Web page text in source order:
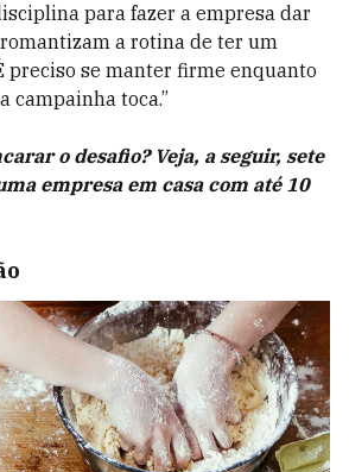
para fazer a empresa dar
romantizam a rotina de ter um
preciso se manter firme enquanto
campainha toca.”
o desafio? Veja, a seguir, sete
empresa em casa com até 10